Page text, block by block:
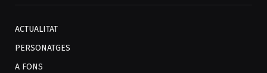
ACTUALITAT
PERSONATGES
A FONS